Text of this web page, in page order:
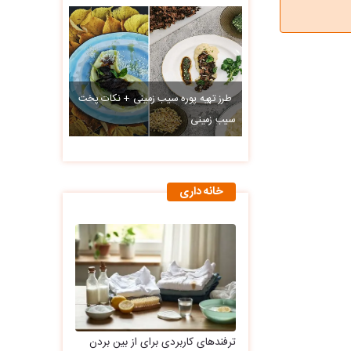
طرز تهیه پوره سیب زمینی + نکات پخت
سیب زمینی
خانه داری
ترفندهای کاربردی برای از بین بردن